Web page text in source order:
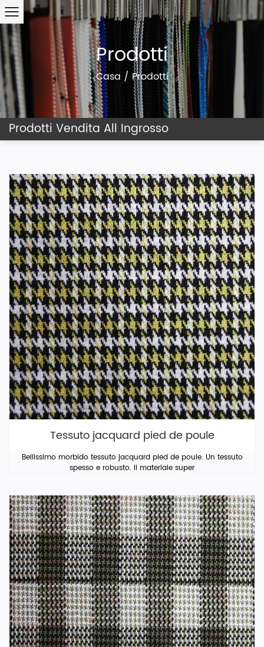
Prodotti
Casa/ Prodotti
Prodotti Vendita All Ingrosso
Tessuto jacquard pied de poule
Bellissimo morbido tessuto jacquard pied de poule. Un tessuto
spesso e robusto. Il materiale super